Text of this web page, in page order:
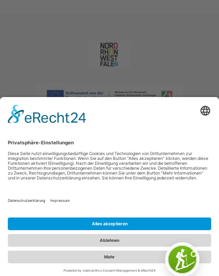
Impressum|Datenschutzerklärung|Barrierefreiheitserklärung
E: info@sauerland.com
Cookie-Einstellungen